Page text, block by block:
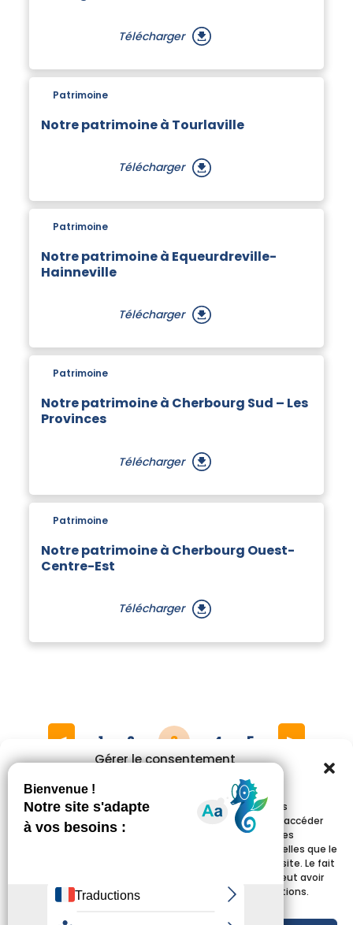
Gérer le consentement
Pour offrir les meilleures expériences, nous utilisons des
technologies telles que les cookies pour stocker et/ou accéder
aux informations des appareils. Le fait de consentir à ces
technologies nous permettra de traiter des données telles que le
comportement de navigation ou les ID uniques sur ce site. Le fait
de ne pas consentir ou de retirer son consentement peut avoir
un effet négatif sur certaines caractéristiques et fonctions.
Télécharger
Patrimoine
Notre patrimoine à Tourlaville
Télécharger
Patrimoine
Notre patrimoine à Equeurdreville-
Hainneville
Télécharger
Patrimoine
Notre patrimoine à Cherbourg Sud – Les
Provinces
Télécharger
Patrimoine
Notre patrimoine à Cherbourg Ouest-
Centre-Est
Télécharger
1 2 3 4 5